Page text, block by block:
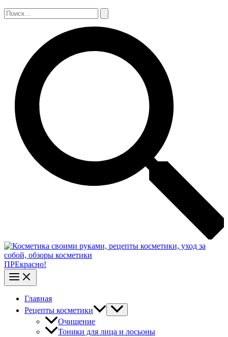
Поиск:
ПРЕкрасно!
Главная
Рецепты косметики
Очищение
Тоники для лица и лосьоны